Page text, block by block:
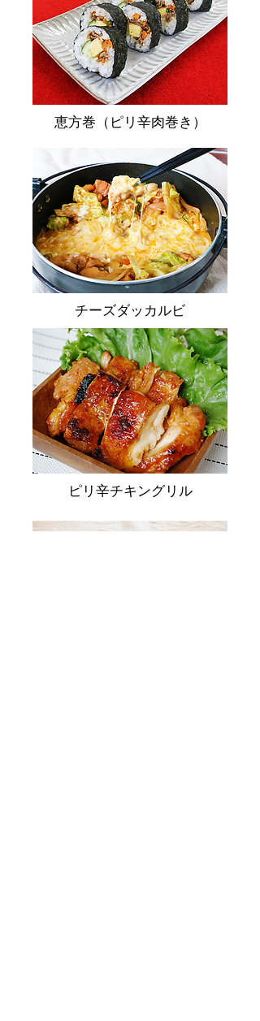
恵方巻（ピリ辛肉巻き）
チーズダッカルビ
ピリ辛チキングリル